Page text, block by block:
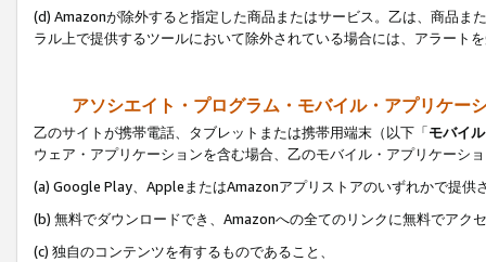
(d) Amazonが除外すると指定した商品またはサービス。乙は、商品ま
ラル上で提供するツールにおいて除外されている場合には、アラート
アソシエイト・プログラム・モバイル・アプリケー
乙のサイトが携帯電話、タブレットまたは携帯用端末（以下「モバイ
ウェア・アプリケーションを含む場合、乙のモバイル・アプリケーシ
(a) Google Play、AppleまたはAmazonアプリストアのいずれかで提供
(b) 無料でダウンロードでき、Amazonへの全てのリンクに無料でアク
(c) 独自のコンテンツを有するものであること、